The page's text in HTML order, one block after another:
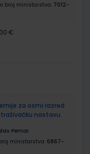
broj ministarstva: 7012-
€
za osmi razred
nastavu
Pernar
ministarstva: 6867-